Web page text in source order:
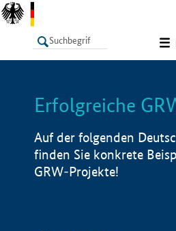
LISTE
Erfolgreiche
Auf der folgenden
finden Sie konkrete
GRW-Projekte!